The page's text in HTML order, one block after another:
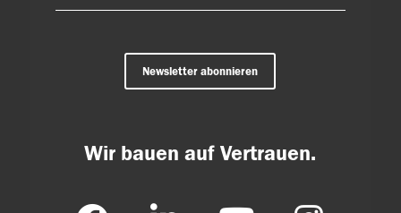
Newsletter abonnieren
Wir bauen auf Vertrauen.